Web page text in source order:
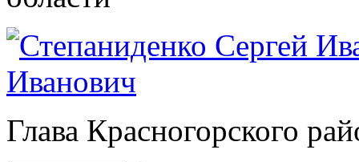
Иванович
Глава Красногорского